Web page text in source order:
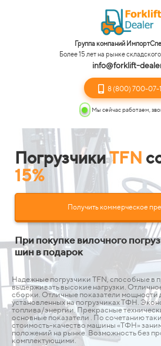
Группа компаний
Более 15 лет на рынке
info@forklift-
8 (800) 700-07-
Мы сейчас работаем,
ПогрузчикиTFN
15%
Получить коммерческое
При покупке вилочного
шин в подарок
Надежные погрузчики TFN, способные в
выдерживать высокие нагрузки.
сборки. Отличные показатели мощности
установленных на погрузчиках ТФН.
топлива/энергии. Прекрасные
основные показатели . По сочетанию
стоимость-качество машины «ТФН»
положений на рынке. Возможность без
комплектующими.